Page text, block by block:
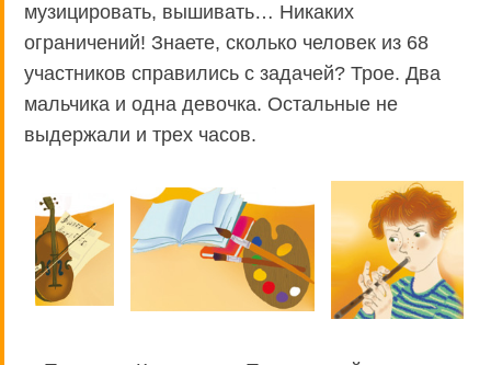
музицировать, вышивать… Никаких
ограничений! Знаете, сколько человек из 68
участников справились с задачей? Трое. Два
мальчика и одна девочка. Остальные не
выдержали и трех часов.